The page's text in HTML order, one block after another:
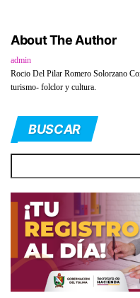
About The Author
admin
Rocio Del Pilar Romero Solorzano
turismo- folclor y cultura.
BUSCAR